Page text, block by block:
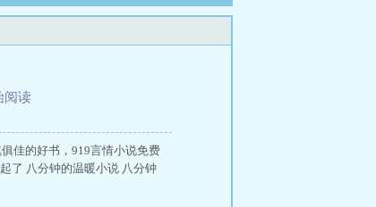
阅读
佳的好书，919言情小说免费
了 八分钟的温暖小说 八分钟